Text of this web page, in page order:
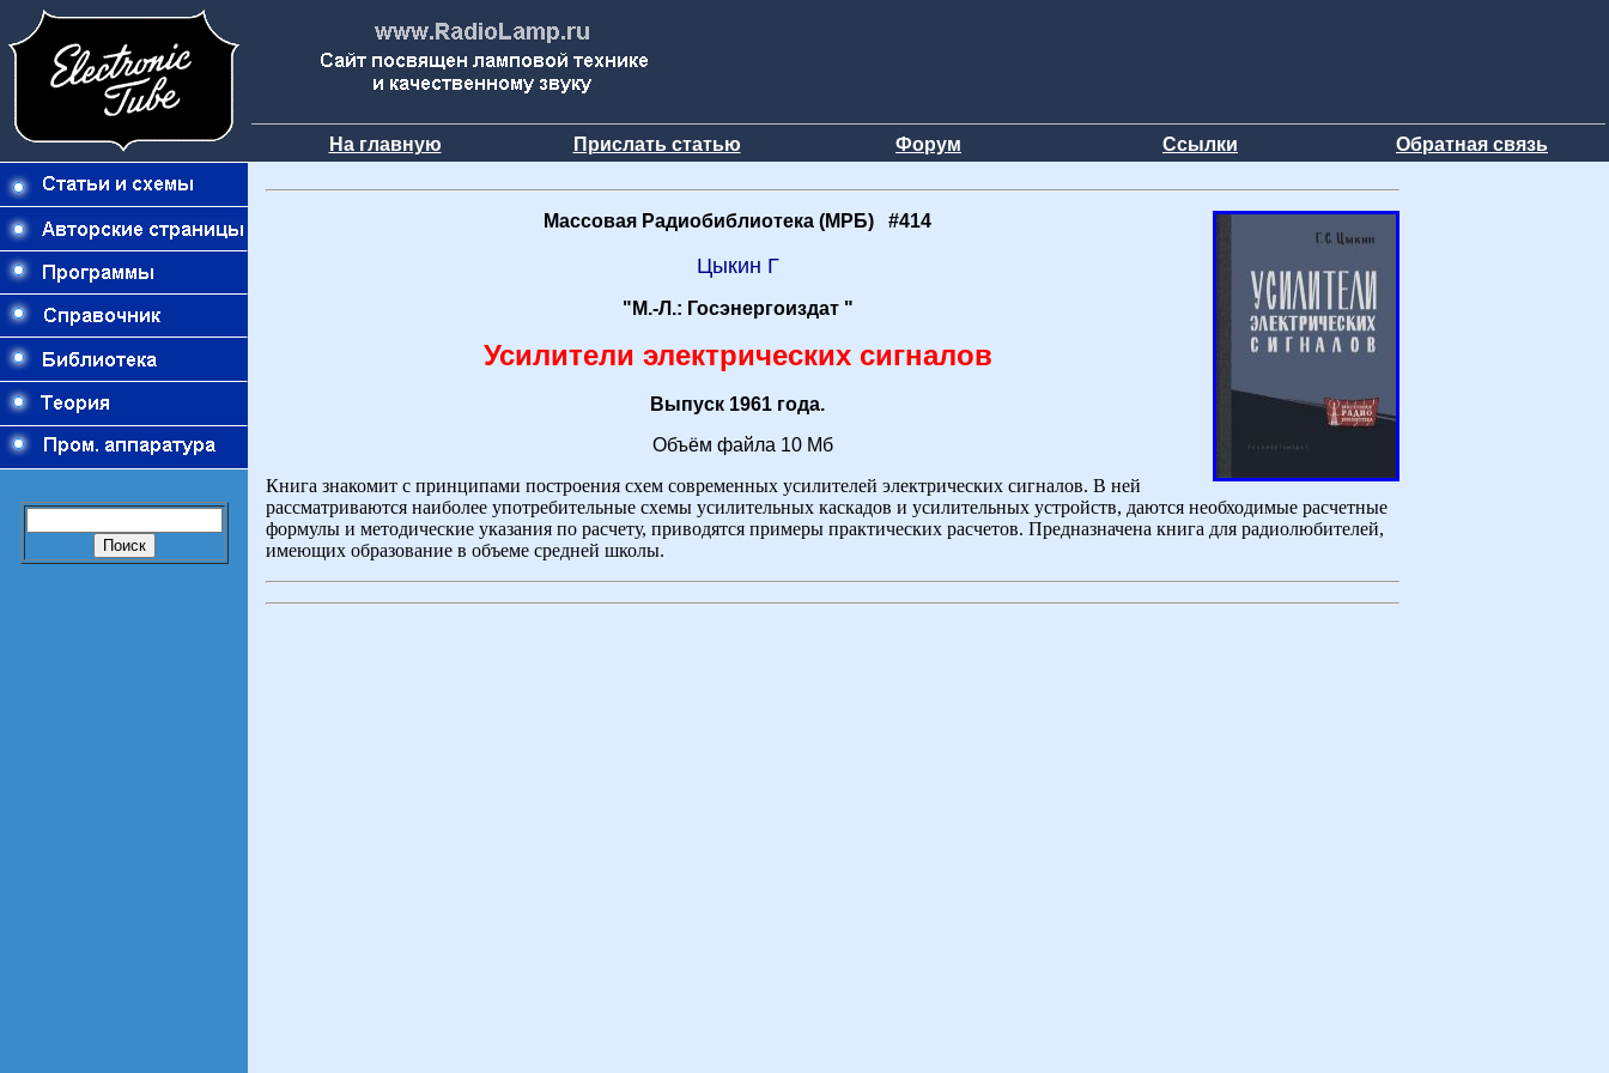
На главную Прислать статью Форум Ссылки Обратная связь
Массовая Радиобиблиотека (МРБ) #414
Цыкин Г
"М.-Л.: Госэнергоиздат "
Усилители электрических сигналов
Выпуск 1961 года.
Объём файла 10 Мб
Книга знакомит с принципами построения схем современных усилителей электрических сигналов. В ней
рассматриваются наиболее употребительные схемы усилительных каскадов и усилительных устройств, даются необходимые расчетные
формулы и методические указания по расчету, приводятся примеры практических расчетов. Предназначена книга для радиолюбителей,
имеющих образование в объеме средней школы.